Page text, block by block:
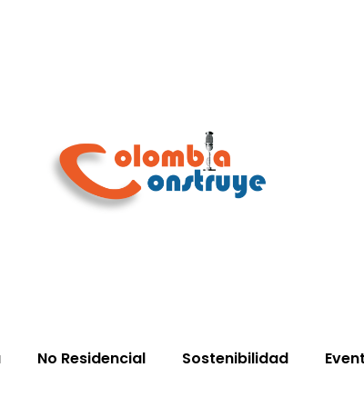
No Residencial Sostenibilidad